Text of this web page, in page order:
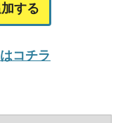
する
コチラ